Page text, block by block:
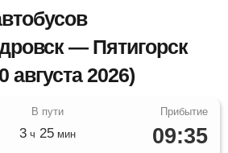
— Пятигорск
августа 2026)
09:35
3 ч 25 мин